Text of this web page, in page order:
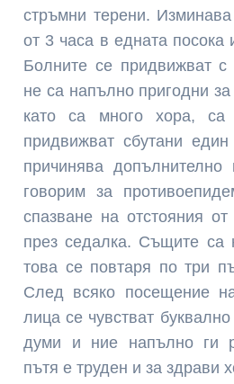
стръмни терени.
от 3 часа в едната посока
Болните се придвижват с
не са напълно пригодни
като са много хора,
придвижват сбутани
причинява
говорим за
спазване на отстояния
през седалка. Същите са
това се повтаря по три
След всяко посещение
лица се чувстват буквално
думи и ние напълно ги
пътя е труден и за здрави